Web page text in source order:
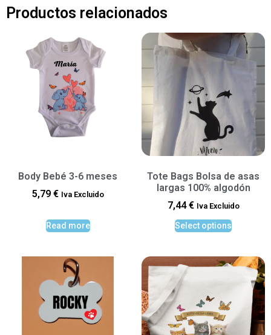
Productos relacionados
Body Bebé 3-6 meses
5,79 € Iva Excluido
Read more
Tote Bags Bolsa de asas
largas 100% algodón
7,44€ Iva Excluido
Select options